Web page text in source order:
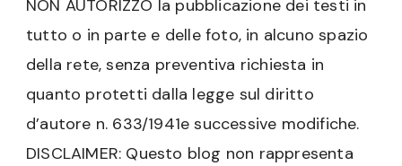
NON AUTORIZZO la pubblicazione dei testi in
tutto o in parte e delle foto, in alcuno spazio
della rete, senza preventiva richiesta in
quanto protetti dalla legge sul diritto
d’autore n. 633/1941e successive modifiche.
DISCLAIMER: Questo blog non rappresenta